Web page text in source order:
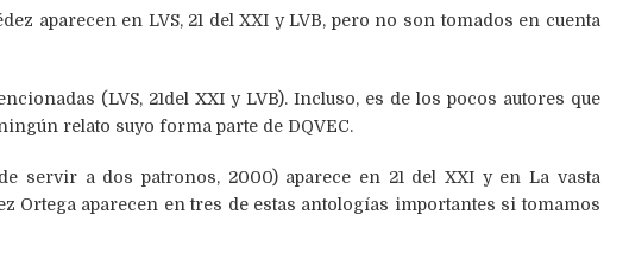
aparecen en LVS, 21 del XXI y LVB, pero no son tomados en cuenta
(LVS, 21del XXI y LVB). Incluso, es de los pocos autores que
relato suyo forma parte de DQVEC.
a dos patronos, 2000) aparece en 21 del XXI y en La vasta
Ortega aparecen en tres de estas antologías importantes si tomamos